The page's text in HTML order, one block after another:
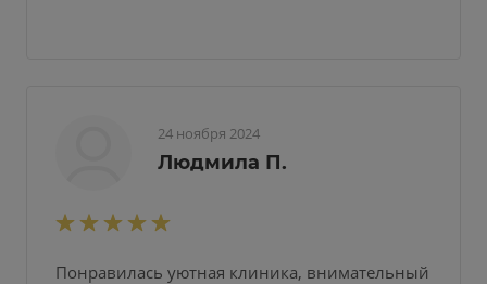
24 ноября 2024
Людмила П.
Понравилась уютная клиника, внимательный